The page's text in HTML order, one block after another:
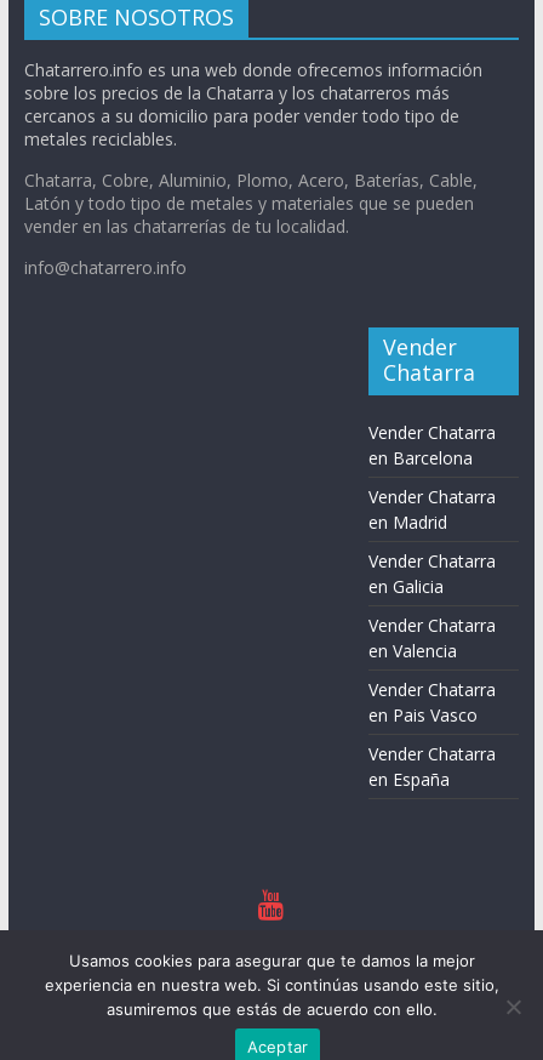
SOBRE NOSOTROS
Chatarrero.info es una web donde ofrecemos información
sobre los precios de la Chatarra y los chatarreros más
cercanos a su domicilio para poder vender todo tipo de
metales reciclables.
Chatarra, Cobre, Aluminio, Plomo, Acero, Baterías, Cable,
Latón y todo tipo de metales y materiales que se pueden
vender en las chatarrerías de tu localidad.
info@chatarrero.info
Vender
Chatarra
Vender Chatarra
en Barcelona
Vender Chatarra
en Madrid
Vender Chatarra
en Galicia
Vender Chatarra
en Valencia
Vender Chatarra
en Pais Vasco
Vender Chatarra
en España
derechos reservados.
Tema:ColorMagpor ThemeGrill. Funciona conWordPress
Usamos cookies para asegurar que te damos la mejor
experiencia en nuestra web. Si continúas usando este sitio,
asumiremos que estás de acuerdo con ello.
Aceptar